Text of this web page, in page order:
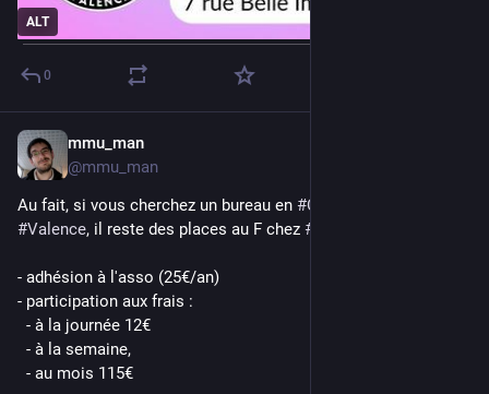
ALT
0
mmu_man
@mmu_man
Au fait, si vous cherchez un bureau en #CoWorking
#Valence, il reste des places au F chez #
- adhésion à l'asso (25€/an)
- participation aux frais :
  - à la journée 12€
  - à la semaine,
  - au mois 115€